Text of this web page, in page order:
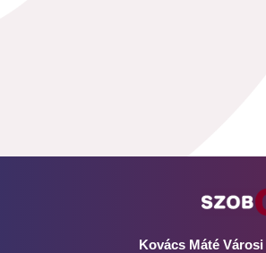
Kovács Máté